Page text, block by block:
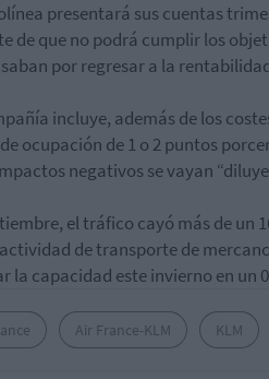
presentará sus cuentas
de que no podrá cumplir los
por regresar a la
incluye, además de los
ocupación de 1 o 2 puntos
negativos se vayan
el tráfico cayó más de un
de transporte de
la capacidad este invierno en un
Air France-KLM KLM